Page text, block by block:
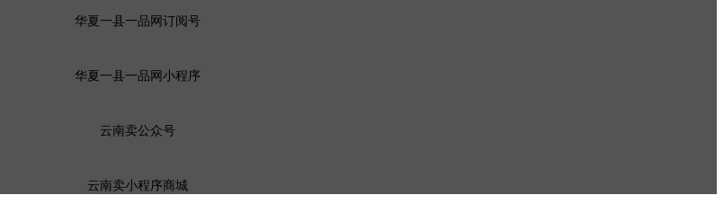
华夏一县一品网订阅号
华夏一县一品网小程序
云南卖公众号
云南卖小程序商城